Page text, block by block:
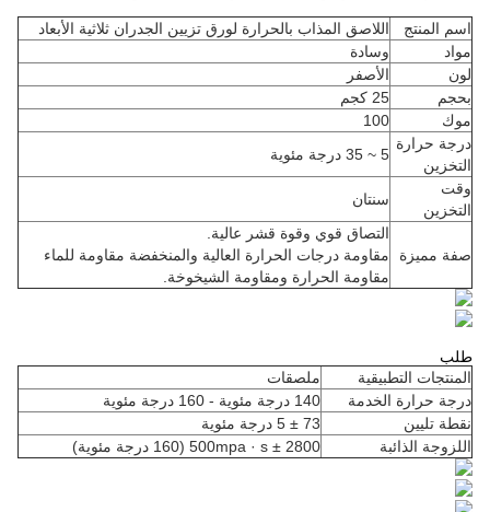
اسم المنتج
اللاصق المذاب بالحرارة لورق تزيين الجدران ثلاثية الأبعاد
مواد
وسادة
لون
الأصفر
بحجم
25 كجم
موك
100
درجة حرارة
التخزين
5 ~ 35 درجة مئوية
وقت
التخزين
سنتان
صفة مميزة
التصاق قوي وقوة قشر عالية.
مقاومة درجات الحرارة العالية والمنخفضة مقاومة للماء
مقاومة الحرارة ومقاومة الشيخوخة.
طلب
المنتجات التطبيقية
ملصقات
درجة حرارة الخدمة
140 درجة مئوية - 160 درجة مئوية
نقطة تليين
73 ± 5 درجة مئوية
اللزوجة الذائبة
2800 ± 500mpa · s (160 درجة مئوية)